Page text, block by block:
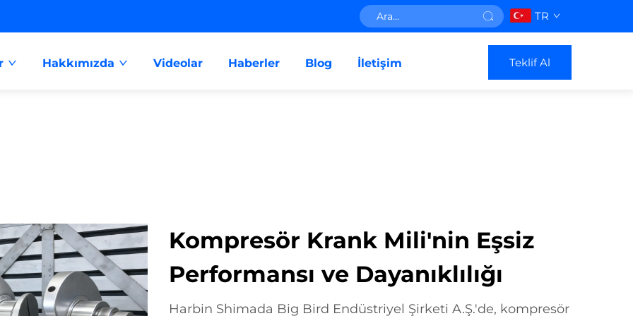
TR
Hakkımızda Videolar Haberler Blog İletişim Teklif Al
Kompresör Krank Mili'nin Eşsiz
Performansı ve Dayanıklılığı
Harbin Shimada Big Bird Endüstriyel Şirketi A.Ş.'de, kompresör